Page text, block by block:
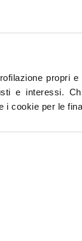
propri
e interessi.
i cookie per le